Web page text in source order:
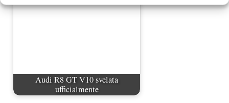
Audi R8 GT V10 svelata
ufficialmente